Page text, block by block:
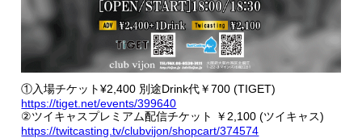
①入場チケット¥2,400 別途Drink代￥700 (TIGET)
https://tiget.net/events/399640
②ツイキャスプレミアム配信チケット ￥2,100 (ツイキャス)
https://twitcasting.tv/clubvijon/shopcart/374574